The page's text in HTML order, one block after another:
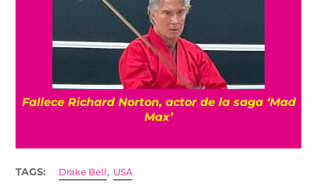
Fallece Richard Norton, actor de la saga ‘Mad
Max’
TAGS: Drake Bell , USA